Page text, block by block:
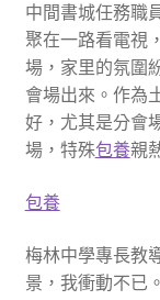
中間書城任務職
聚在一路看電視
場，家里的氛圍
會場出來。作為
好，尤其是分會
場，特殊包養親
包養
梅林中學專長教
景，我衝動不已